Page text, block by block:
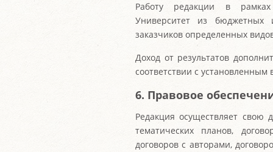
Работу редакции в
Университет из бюджетных
заказчиков определенных
Доход от результатов
соответствии с
6. Правовое
Редакция осуществляет свою
тематических планов,
договоров с авторами,